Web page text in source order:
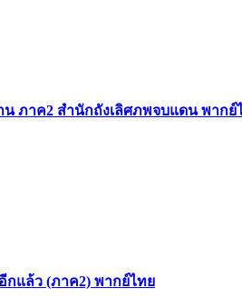
าน ภาค2 สำนักถังเลิศภพจบแดน พากย์
กแล้ว (ภาค2) พากย์ไทย